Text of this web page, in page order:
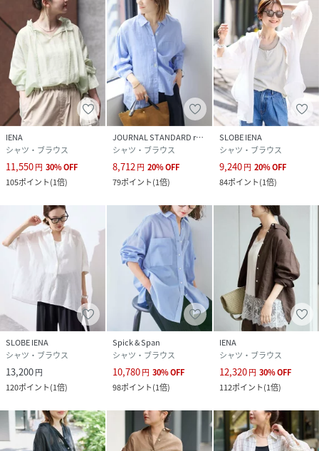
ホワイト着用スタッフ身長：162cm着用サイズ：フリー
ブラウン着用スタッフ身長：161cm着用サイズ：フリー
サックスブルー着用スタッフ身長：159cm、160cm着用サ
イズ：フリー
サックスブルーB着用スタッフ身長：160cm着用サイズ：フ
リー
ピンク着用スタッフ身長：160cm着用サイズ：フリー
詳細着用スタッフ身長：163cm着用サイズ：フリー
性別タイプ レディース
素材
本体:ラミー62%、再生繊維（リヨセル）38% 刺
繍糸 上糸:レーヨン100% 刺繍糸 下糸:ポリエ
ステル100%
サイズ
クリーニング 本体:手洗い可能
品番
RA4611_26050900078010
26050900078010-049-009 RA4611)
IENA
シャツ・ブラウス
11,550円 30%OFF
105ポイント(1倍)
JOURNAL STANDARD relume
シャツ・ブラウス
8,712 円 20%OFF
79ポイント(1倍)
SLOBE IENA
シャツ・ブラウス
9,240円 20%OFF
84ポイント(1倍)
SLOBE IENA
シャツ・ブラウス
13,200円
120ポイント(1倍)
Spick & Span
シャツ・ブラウス
10,780円 30%OFF
98ポイント(1倍)
IENA
シャツ・ブラウス
12,320円 30%OFF
112ポイント(1倍)